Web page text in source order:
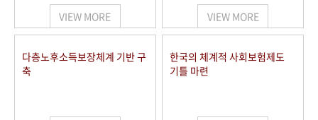
세계와 함께 한 KIHASA
VR 역사관
VIEW MORE VIEW MORE
다층노후소득보장체계 기반 구
축
한국의 체계적 사회보험제도
기틀 마련